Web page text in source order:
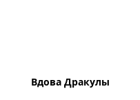
Вдова Дракулы